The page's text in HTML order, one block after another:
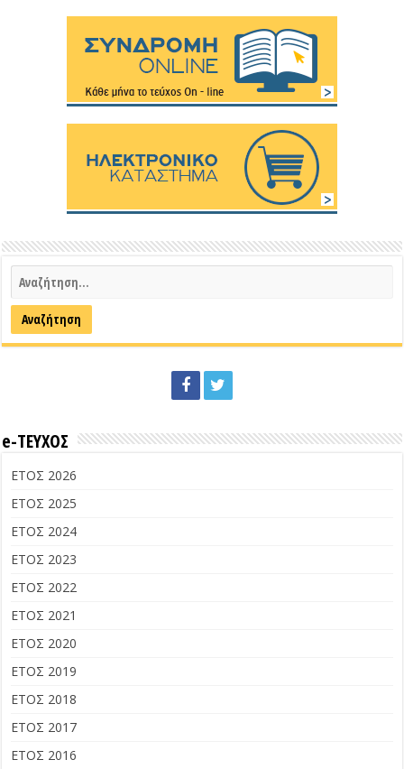
e-ΤΕΥΧΟΣ
ΕΤΟΣ 2026
ΕΤΟΣ 2025
ΕΤΟΣ 2024
ΕΤΟΣ 2023
ΕΤΟΣ 2022
ΕΤΟΣ 2021
ΕΤΟΣ 2020
ΕΤΟΣ 2019
ΕΤΟΣ 2018
ΕΤΟΣ 2017
ΕΤΟΣ 2016